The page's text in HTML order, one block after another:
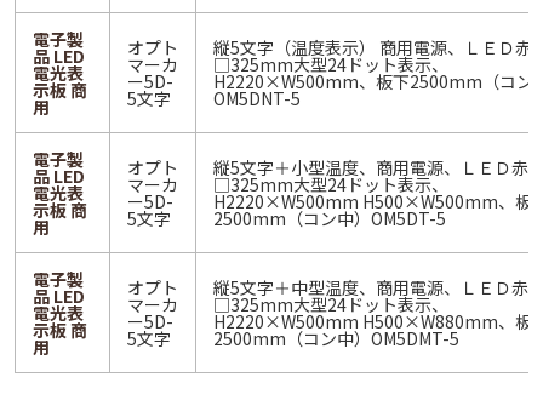
電子製
品 LED
電光表
示板 商
用
オプト
マーカ
ー5D-
5文字
縦5文字（温度表示） 商用電源、ＬＥＤ赤
□325mm大型24ドット表示、
H2220×W500mm、板下2500mm（コン
OM5DNT-5
電子製
品 LED
電光表
示板 商
用
オプト
マーカ
ー5D-
5文字
縦5文字＋小型温度、商用電源、ＬＥＤ赤
□325mm大型24ドット表示、
H2220×W500mm H500×W500mm、板
2500mm（コン中）OM5DT-5
電子製
品 LED
電光表
示板 商
用
オプト
マーカ
ー5D-
5文字
縦5文字＋中型温度、商用電源、ＬＥＤ赤
□325mm大型24ドット表示、
H2220×W500mm H500×W880mm、板
2500mm（コン中）OM5DMT-5